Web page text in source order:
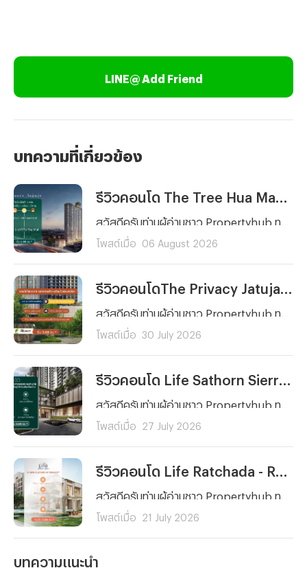
LINE@ Add Friend
บทความที่เกี่ยวข้อง
โพสต์เมื่อ 06 August 2026
โพสต์เมื่อ 30 July 2026
โพสต์เมื่อ 27 July 2026
โพสต์เมื่อ 21 July 2026
บทความแนะนำ